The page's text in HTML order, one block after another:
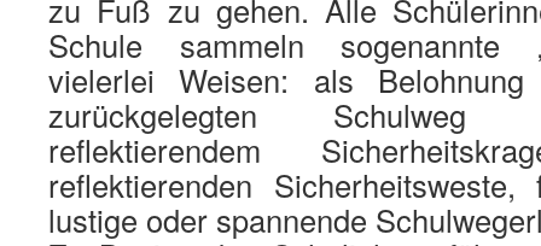
zu Fuß zu gehen. Alle
Schule sammeln sogenannte
vielerlei Weisen: als
zurückgelegten Schulweg
reflektierendem
reflektierenden
lustige oder spannende